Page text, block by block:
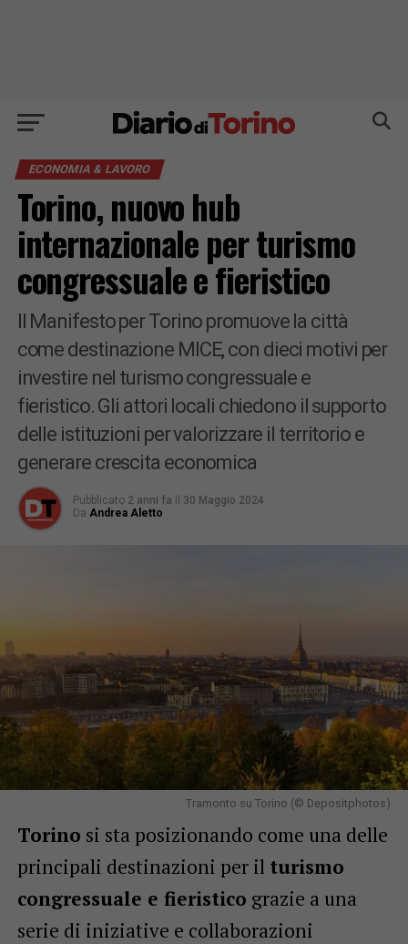
ECONOMIA & LAVORO
Torino, nuovo hub
internazionale per turismo
congressuale e fieristico
Il Manifesto per Torino promuove la città
come destinazione MICE, con dieci motivi per
investire nel turismo congressuale e
fieristico. Gli attori locali chiedono il supporto
delle istituzioni per valorizzare il territorio e
generare crescita economica
Pubblicato 2 anni fa il 30 Maggio 2024
Da Andrea Aletto
Tramonto su Torino (© Depositphotos)
Torino si sta posizionando come una delle
principali destinazioni per il turismo
congressuale e fieristico grazie a una
serie di iniziative e collaborazioni